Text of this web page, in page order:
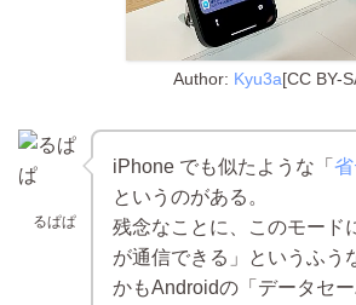
Author: Kyu3a[CC BY-
るぱぱ
iPhone でも似たような「
というのがある。
残念なことに、このモード
が通信できる」というふう
かもAndroidの「データセ